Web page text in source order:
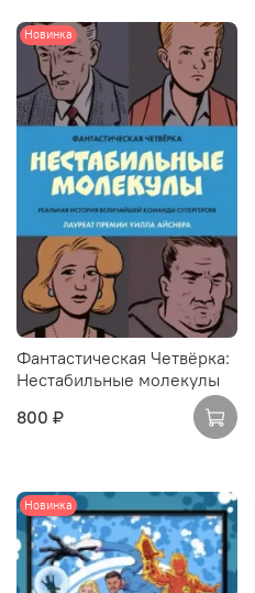
Новинка
Фантастическая Четвёрка:
Нестабильные молекулы
800 ₽
Новинка